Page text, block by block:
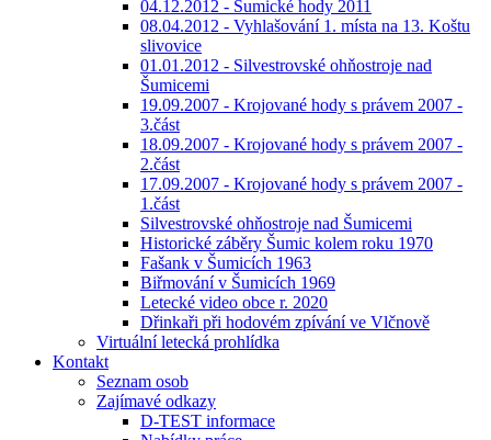
04.12.2012 - Šumické hody 2011
08.04.2012 - Vyhlašování 1. místa na 13. Koštu
slivovice
01.01.2012 - Silvestrovské ohňostroje nad
Šumicemi
19.09.2007 - Krojované hody s právem 2007 -
3.část
18.09.2007 - Krojované hody s právem 2007 -
2.část
17.09.2007 - Krojované hody s právem 2007 -
1.část
Silvestrovské ohňostroje nad Šumicemi
Historické záběry Šumic kolem roku 1970
Fašank v Šumicích 1963
Biřmování v Šumicích 1969
Letecké video obce r. 2020
Dřinkaři při hodovém zpívání ve Vlčnově
Virtuální letecká prohlídka
Kontakt
Seznam osob
Zajímavé odkazy
D-TEST informace